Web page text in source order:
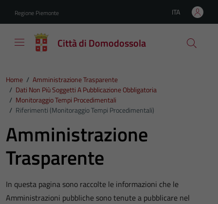
Regione Piemonte Lingua attiva:
ITA
Città di Domodossola
Home / Amministrazione Trasparente
/ Dati Non Più Soggetti A Pubblicazione Obbligatoria
/ Monitoraggio Tempi Procedimentali
/ Riferimenti (Monitoraggio Tempi Procedimentali)
Amministrazione
Trasparente
In questa pagina sono raccolte le informazioni che le
Amministrazioni pubbliche sono tenute a pubblicare nel